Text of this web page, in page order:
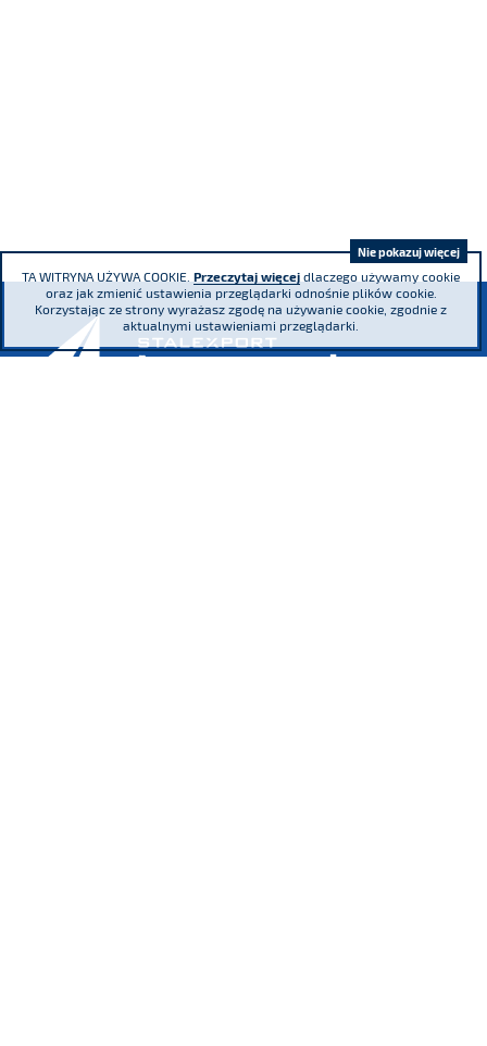
TA WITRYNA UŻYWA COOKIE. Przeczytaj więcej dlaczego używamy cookie
oraz jak zmienić ustawienia przeglądarki odnośnie plików cookie.
Korzystając ze strony wyrażasz zgodę na używanie cookie, zgodnie z
aktualnymi ustawieniami przeglądarki.
Nie pokazuj więcej